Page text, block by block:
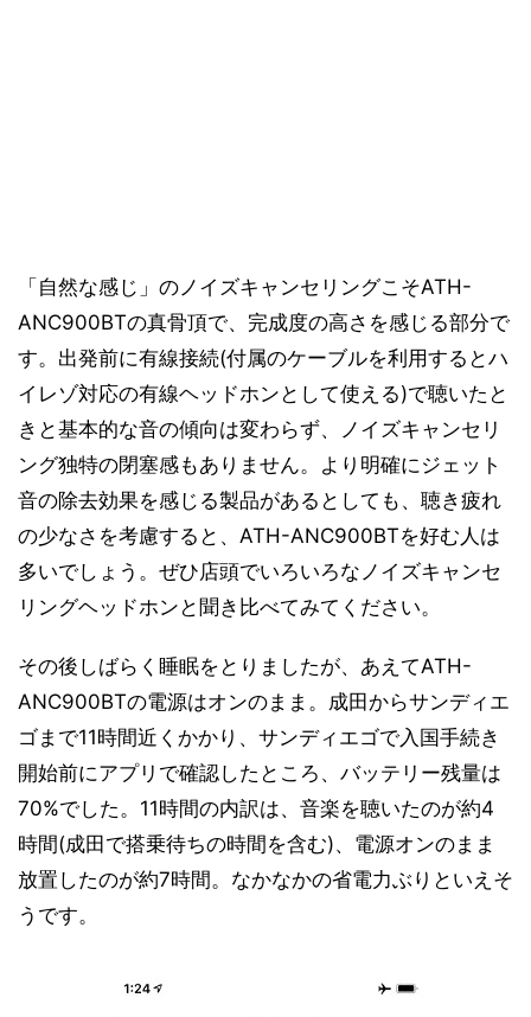
「自然な感じ」のノイズキャンセリングこそATH-
ANC900BTの真骨頂で、完成度の高さを感じる部分で
す。出発前に有線接続(付属のケーブルを利用するとハ
イレゾ対応の有線ヘッドホンとして使える)で聴いたと
きと基本的な音の傾向は変わらず、ノイズキャンセリ
ング独特の閉塞感もありません。より明確にジェット
音の除去効果を感じる製品があるとしても、聴き疲れ
の少なさを考慮すると、ATH-ANC900BTを好む人は
多いでしょう。ぜひ店頭でいろいろなノイズキャンセ
リングヘッドホンと聞き比べてみてください。
その後しばらく睡眠をとりましたが、あえてATH-
ANC900BTの電源はオンのまま。成田からサンディエ
ゴまで11時間近くかかり、サンディエゴで入国手続き
開始前にアプリで確認したところ、バッテリー残量は
70%でした。11時間の内訳は、音楽を聴いたのが約4
時間(成田で搭乗待ちの時間を含む)、電源オンのまま
放置したのが約7時間。なかなかの省電力ぶりといえそ
うです。